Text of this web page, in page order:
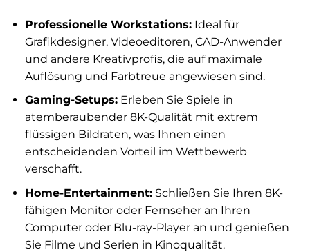
Professionelle Workstations:Ideal für
Grafikdesigner, Videoeditoren, CAD-Anwender
und andere Kreativprofis, die auf maximale
Auflösung und Farbtreue angewiesen sind.
Gaming-Setups:Erleben Sie Spiele in
atemberaubender 8K-Qualität mit extrem
flüssigen Bildraten, was Ihnen einen
entscheidenden Vorteil im Wettbewerb
verschafft.
Home-Entertainment:Schließen Sie Ihren 8K-
fähigen Monitor oder Fernseher an Ihren
Computer oder Blu-ray-Player an und genießen
Sie Filme und Serien in Kinoqualität.